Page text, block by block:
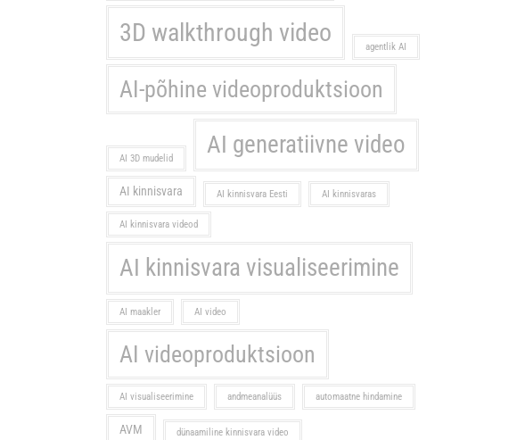
3D walkthrough video agentlik AI
AI-põhine videoproduktsioon
AI 3D mudelid AI generatiivne video
AI kinnisvara AI kinnisvara Eesti AI kinnisvaras
AI kinnisvara videod
AI kinnisvara visualiseerimine
AI maakler AI video
AI videoproduktsioon
AI visualiseerimine andmeanalüüs automaatne hindamine
AVM dünaamiline kinnisvara video